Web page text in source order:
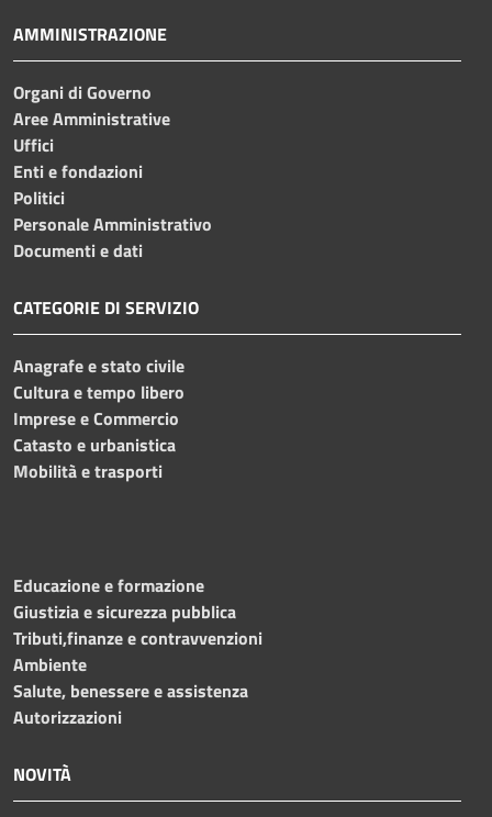
AMMINISTRAZIONE
Organi di Governo
Aree Amministrative
Uffici
Enti e fondazioni
Politici
Personale Amministrativo
Documenti e dati
CATEGORIE DI SERVIZIO
Anagrafe e stato civile
Cultura e tempo libero
Imprese e Commercio
Catasto e urbanistica
Mobilità e trasporti
Educazione e formazione
Giustizia e sicurezza pubblica
Tributi,finanze e contravvenzioni
Ambiente
Salute, benessere e assistenza
Autorizzazioni
NOVITÀ